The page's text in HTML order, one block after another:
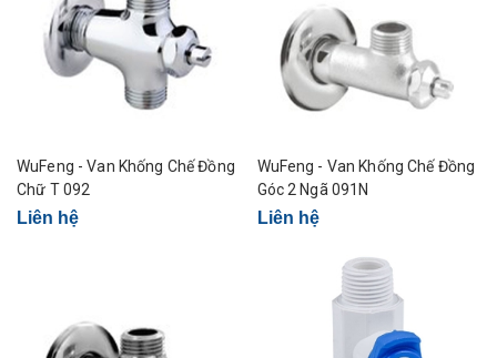
WuFeng - Van Khống Chế Đồng
Chữ T 092
Liên hệ
WuFeng - Van Khống Chế Đồng
Góc 2 Ngã 091N
Liên hệ